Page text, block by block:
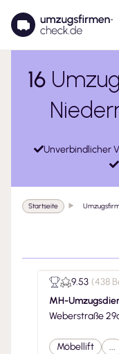
16
Unverbindlicher
Startseite
9.53 (438
MH-
Weberstraße
Möbellift ...